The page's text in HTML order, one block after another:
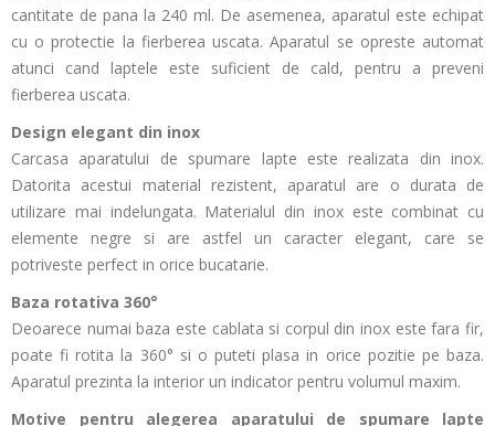
cantitate de pana la 240 ml. De asemenea, aparatul este echipat
cu o protectie la fierberea uscata. Aparatul se opreste automat
atunci cand laptele este suficient de cald, pentru a preveni
fierberea uscata.
Design elegant din inox
Carcasa aparatului de spumare lapte este realizata din inox.
Datorita acestui material rezistent, aparatul are o durata de
utilizare mai indelungata. Materialul din inox este combinat cu
elemente negre si are astfel un caracter elegant, care se
potriveste perfect in orice bucatarie.
Baza rotativa 360°
Deoarece numai baza este cablata si corpul din inox este fara fir,
poate fi rotita la 360° si o puteti plasa in orice pozitie pe baza.
Aparatul prezinta la interior un indicator pentru volumul maxim.
Motive pentru alegerea aparatului de spumare lapte